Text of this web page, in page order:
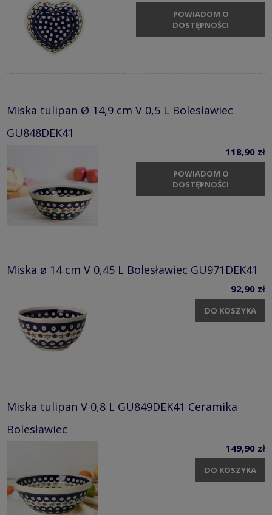
POWIADOM O
DOSTĘPNOŚCI
Miska tulipan Ø 14,9 cm V 0,5 L Bolesławiec
GU848DEK41
118,90 zł
POWIADOM O
DOSTĘPNOŚCI
Miska ø 14 cm V 0,45 L Bolesławiec GU971DEK41
92,90 zł
DO KOSZYKA
Miska tulipan V 0,8 L GU849DEK41 Ceramika
Bolesławiec
149,90 zł
DO KOSZYKA